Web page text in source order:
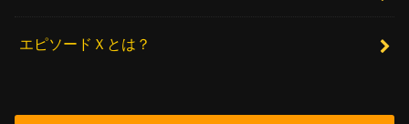
エピソードＸとは？